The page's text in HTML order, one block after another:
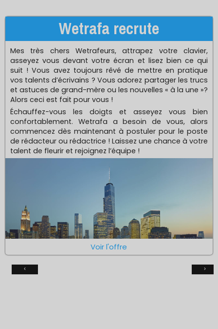
Wetrafa recrute
Mes très chers Wetrafeurs, attrapez votre clavier,
asseyez vous devant votre écran et lisez bien ce qui
suit ! Vous avez toujours rêvé de mettre en pratique
vos talents d’écrivains ? Vous adorez partager les trucs
et astuces de grand-mère ou les nouvelles « à la une »?
Alors ceci est fait pour vous !
Échauffez-vous les doigts et asseyez vous bien
confortablement. Wetrafa a besoin de vous, alors
commencez dès maintenant à postuler pour le poste
de rédacteur ou rédactrice ! Laissez une chance à votre
talent de fleurir et rejoignez l’équipe !
Voir l'offre
‹ ›